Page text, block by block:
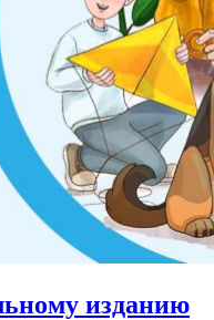
изданию